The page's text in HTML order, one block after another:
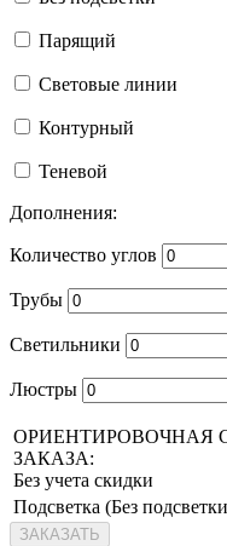
Парящий
Световые линии
Контурный
Теневой
Дополнения:
Количество углов
Трубы
Светильники
Люстры
ОРИЕНТИРОВОЧНАЯ
ЗАКАЗА:
Без учета скидки
Подсветка (Без подсветки
ЗАКАЗАТЬ